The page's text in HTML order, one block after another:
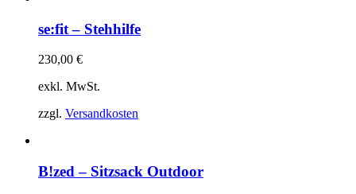
se:fit – Stehhilfe
230,00 €
exkl. MwSt.
zzgl. Versandkosten
B!zed – Sitzsack Outdoor